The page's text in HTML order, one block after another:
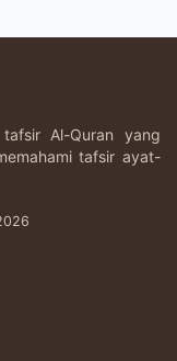
Al-Quran yang
tafsir ayat-